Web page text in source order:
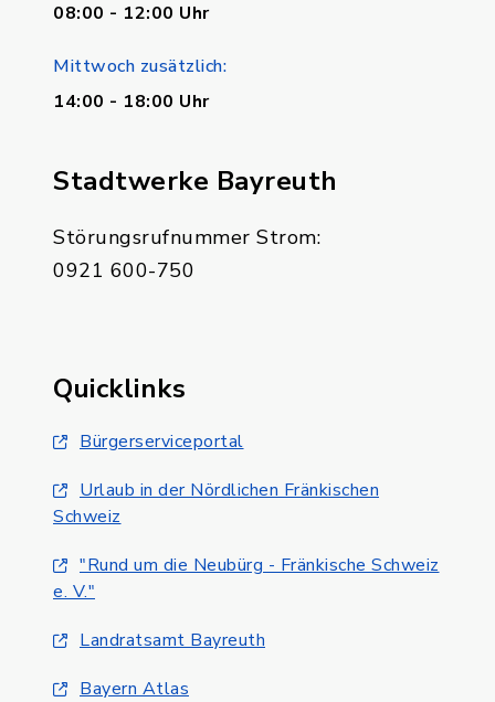
08:00 - 12:00 Uhr
Mittwoch zusätzlich:
14:00 - 18:00 Uhr
Stadtwerke Bayreuth
Störungsrufnummer Strom:
0921 600-750
Quicklinks
Bürgerserviceportal
Urlaub in der Nördlichen Fränkischen
Schweiz
"Rund um die Neubürg - Fränkische Schweiz
e. V."
Landratsamt Bayreuth
Bayern Atlas